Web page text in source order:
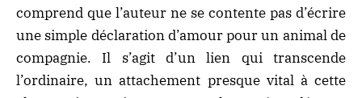
comprend que l’auteur ne se contente pas d’écrire
une simple déclaration d’amour pour un animal de
compagnie. Il s’agit d’un lien qui transcende
l’ordinaire, un attachement presque vital à cette